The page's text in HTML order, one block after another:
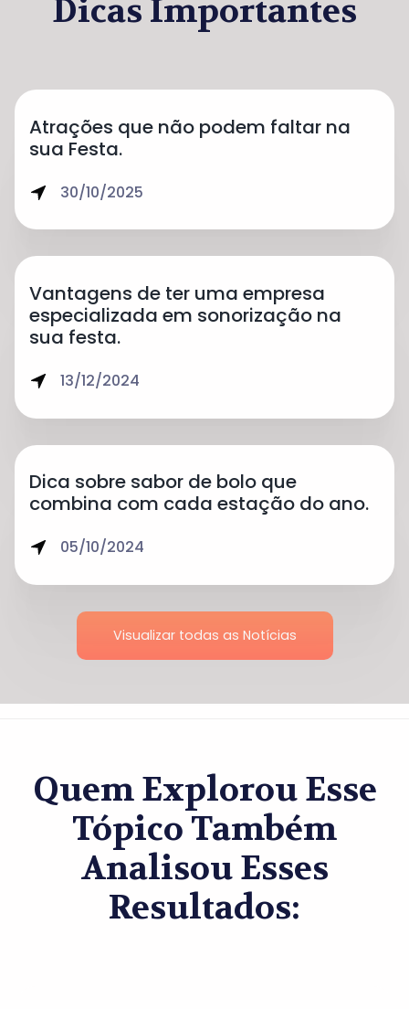
Dicas Importantes
Atrações que não podem faltar na
sua Festa.
30/10/2025
Vantagens de ter uma empresa
especializada em sonorização na
sua festa.
13/12/2024
Dica sobre sabor de bolo que
combina com cada estação do ano.
05/10/2024
Visualizar todas as Notícias
Quem Explorou Esse
Tópico Também
Analisou Esses
Resultados: